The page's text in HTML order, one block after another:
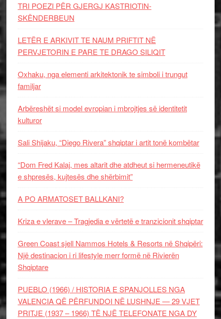
TRI POEZI PËR GJERGJ KASTRIOTIN-
SKËNDERBEUN
LETËR E ARKIVIT TE NAUM PRIFTIT NË
PERVJETORIN E PARE TE DRAGO SILIQIT
Oxhaku, nga elementi arkitektonik te simboli i trungut
familjar
Arbëreshët si model evropian i mbrojtjes së identitetit
kulturor
Sali Shijaku, “Diego Rivera” shqiptar i artit tonë kombëtar
“Dom Fred Kalaj, mes altarit dhe atdheut si hermeneutikë
e shpresës, kujtesës dhe shërbimit”
A PO ARMATOSET BALLKANI?
Kriza e vlerave – Tragjedia e vërtetë e tranzicionit shqiptar
Green Coast sjell Nammos Hotels & Resorts në Shqipëri:
Një destinacion i ri lifestyle merr formë në Rivierën
Shqiptare
PUEBLO (1966) / HISTORIA E SPANJOLLES NGA
VALENCIA QË PËRFUNDOI NË LUSHNJE — 29 VJET
PRITJE (1937 – 1966) TË NJË TELEFONATE NGA DY